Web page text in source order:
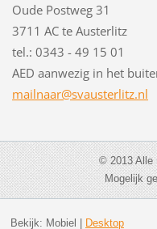
Oude Postweg 31
3711 AC te Austerlitz
tel.: 0343 - 49 15 01
AED aanwezig in het
mailnaar@svausterlitz.nl
© 2013 Alle
Mogelijk
Bekijk: Mobiel Desktop